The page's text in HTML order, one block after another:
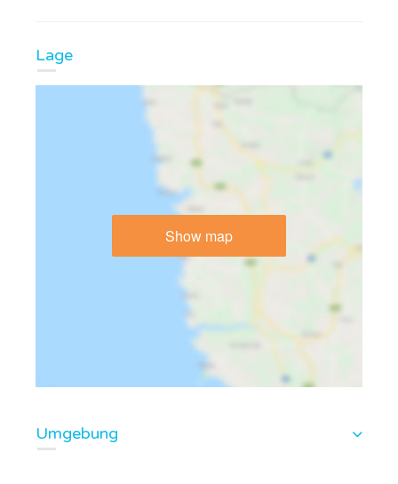
Lage
Show map
Umgebung